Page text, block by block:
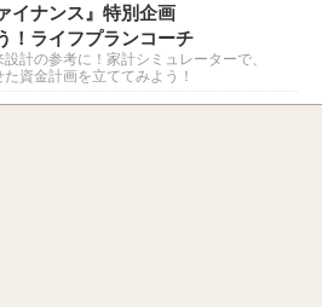
イナンス』特別企画
！ライフプランコーチ
設計の参考に！家計シミュレーターで、
た資金計画を立ててみよう！